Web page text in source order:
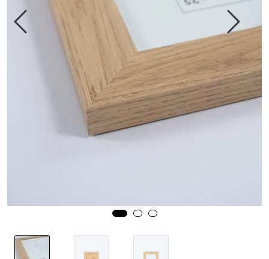
Speil
Trykk av bilder/skilt og innramming
SOMMEROUTLET